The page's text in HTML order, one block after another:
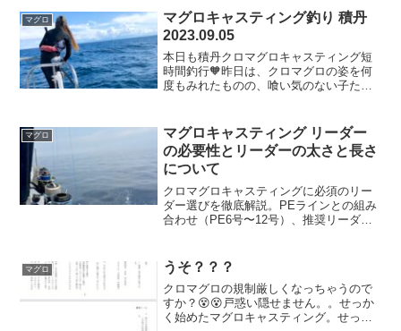
へ行ってまいりました🧡札...
マグロ
マグロキャスティング釣り 積丹
2023.09.05
本日も積丹クロマグロキャスティング短
時間釣行🧡昨日は、クロマグロの姿を何
度もみれたものの、喰い気のない子たち
る事を願って出港🎣💓今日は、試作品の
青ルアーをメインで挑み...
マグロ
マグロキャスティング リーダー
の必要性とリーダーの太さと長さ
について
クロマグロキャスティングに必須のリー
ダー選びを徹底解説。PEラインとの組み
合わせ（PE6号〜12号）、推奨リーダー
経験をもとにわかりやすく紹介します。
マグロ うそ？？？
クロマグロの規制厳しくなっちゃうので
すか？😵😵戸惑い隠せません。。せっか
く始めたマグロキャスティング。せっか